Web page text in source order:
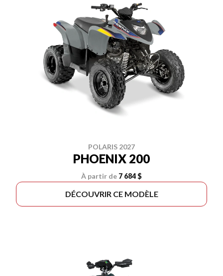
POLARIS 2027
PHOENIX 200
À partir de 7 684 $
DÉCOUVRIR CE MODÈLE